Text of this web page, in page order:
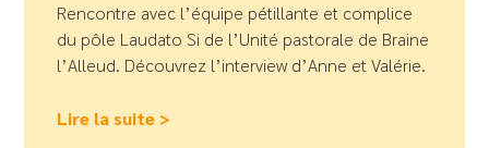
Rencontre avec l’équipe pétillante et complice
du pôle Laudato Si de l’Unité pastorale de Braine
l’Alleud. Découvrez l’interview d’Anne et Valérie.
Lire la suite >